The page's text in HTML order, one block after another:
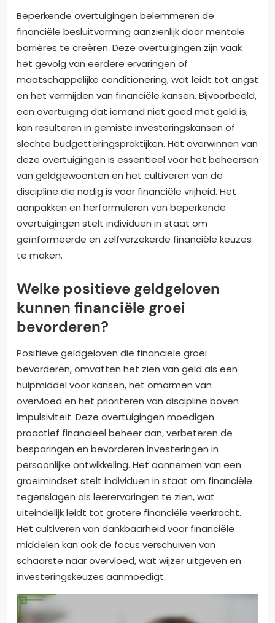
Beperkende overtuigingen belemmeren de
financiële besluitvorming aanzienlijk door mentale
barrières te creëren. Deze overtuigingen zijn vaak
het gevolg van eerdere ervaringen of
maatschappelijke conditionering, wat leidt tot angst
en het vermijden van financiële kansen. Bijvoorbeeld,
een overtuiging dat iemand niet goed met geld is,
kan resulteren in gemiste investeringskansen of
slechte budgetteringspraktijken. Het overwinnen van
deze overtuigingen is essentieel voor het beheersen
van geldgewoonten en het cultiveren van de
discipline die nodig is voor financiële vrijheid. Het
aanpakken en herformuleren van beperkende
overtuigingen stelt individuen in staat om
geïnformeerde en zelfverzekerde financiële keuzes
te maken.
Welke positieve geldgeloven
kunnen financiële groei
bevorderen?
Positieve geldgeloven die financiële groei
bevorderen, omvatten het zien van geld als een
hulpmiddel voor kansen, het omarmen van
overvloed en het prioriteren van discipline boven
impulsiviteit. Deze overtuigingen moedigen
proactief financieel beheer aan, verbeteren de
besparingen en bevorderen investeringen in
persoonlijke ontwikkeling. Het aannemen van een
groeimindset stelt individuen in staat om financiële
tegenslagen als leerervaringen te zien, wat
uiteindelijk leidt tot grotere financiële veerkracht.
Het cultiveren van dankbaarheid voor financiële
middelen kan ook de focus verschuiven van
schaarste naar overvloed, wat wijzer uitgeven en
investeringskeuzes aanmoedigt.